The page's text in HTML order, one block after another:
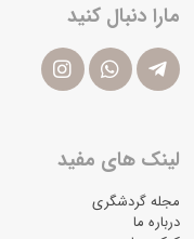
مارا دنبال کنید
لینک های مفید
مجله گردشگری
درباره ما